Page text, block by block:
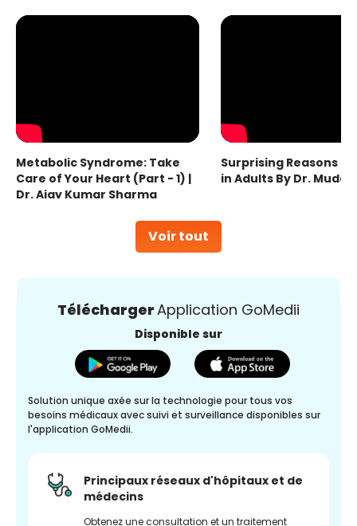
Voir tout
Metabolic Syndrome: Take
Care of Your Heart (Part - 1) |
Dr. Ajay Kumar Sharma
Surprising Reasons
in Adults By Dr.
TéléchargerApplication GoMedii
Disponible sur
Solution unique axée sur la technologie pour tous vos
besoins médicaux avec suivi et surveillance disponibles sur
l'application GoMedii.
Principaux réseaux d'hôpitaux et de
médecins
Obtenez une consultation et un traitement